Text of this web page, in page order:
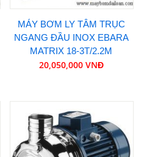
MÁY BƠM LY TÂM TRỤC
NGANG ĐẦU INOX EBARA
MATRIX 18-3T/2.2M
20,050,000 VNĐ